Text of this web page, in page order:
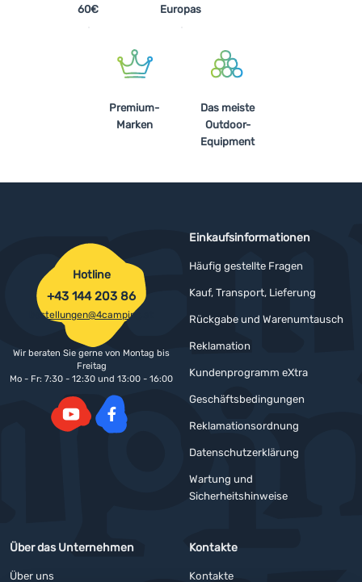
60€
Europas
Premium-
Marken
Das meiste
Outdoor-
Equipment
Einkaufsinformationen
Häufig gestellte Fragen
Kauf, Transport, Lieferung
Rückgabe und Warenumtausch
Reklamation
Kundenprogramm eXtra
Geschäftsbedingungen
Reklamationsordnung
Datenschutzerklärung
Wartung und
Sicherheitshinweise
Über das Unternehmen
Über uns
Kontakte
Kontakte
Hotline
+43 144 203 86
bestellungen@4camping.at
Wir beraten Sie gerne von Montag bis
Freitag
Mo - Fr: 7:30 - 12:30 und 13:00 - 16:00